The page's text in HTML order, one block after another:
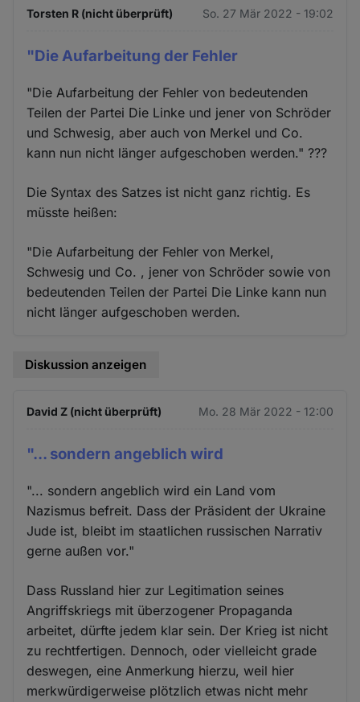
Torsten R (nicht überprüft) So. 27 Mär 2022 - 19:02
"Die Aufarbeitung der Fehler
"Die Aufarbeitung der Fehler von bedeutenden
Teilen der Partei Die Linke und jener von Schröder
und Schwesig, aber auch von Merkel und Co.
kann nun nicht länger aufgeschoben werden." ???
Die Syntax des Satzes ist nicht ganz richtig. Es
müsste heißen:
"Die Aufarbeitung der Fehler von Merkel,
Schwesig und Co. , jener von Schröder sowie von
bedeutenden Teilen der Partei Die Linke kann nun
nicht länger aufgeschoben werden.
Diskussion anzeigen
David Z (nicht überprüft) Mo. 28 Mär 2022 - 12:00
"... sondern angeblich wird
"... sondern angeblich wird ein Land vom
Nazismus befreit. Dass der Präsident der Ukraine
Jude ist, bleibt im staatlichen russischen Narrativ
gerne außen vor."
Dass Russland hier zur Legitimation seines
Angriffskriegs mit überzogener Propaganda
arbeitet, dürfte jedem klar sein. Der Krieg ist nicht
zu rechtfertigen. Dennoch, oder vielleicht grade
deswegen, eine Anmerkung hierzu, weil hier
merkwürdigerweise plötzlich etwas nicht mehr
Cookies